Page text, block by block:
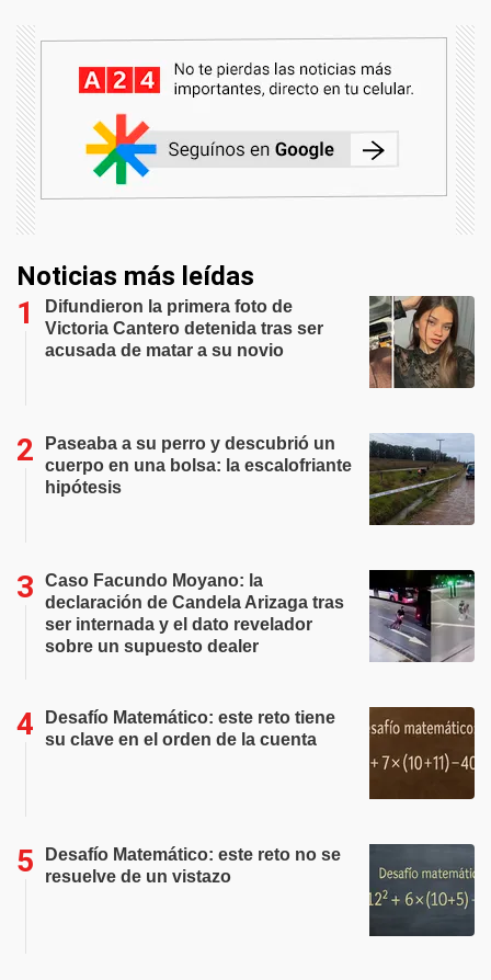
Noticias más leídas
Difundieron la primera foto de
Victoria Cantero detenida tras ser
acusada de matar a su novio
Paseaba a su perro y descubrió un
cuerpo en una bolsa: la escalofriante
hipótesis
Caso Facundo Moyano: la
declaración de Candela Arizaga tras
ser internada y el dato revelador
sobre un supuesto dealer
Desafío Matemático: este reto tiene
su clave en el orden de la cuenta
Desafío Matemático: este reto no se
resuelve de un vistazo